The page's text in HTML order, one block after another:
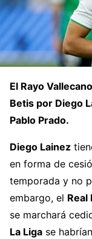
El Rayo
Betis por Diego
Pablo Prado.
Diego Lainez
en forma de
temporada y no
embargo, el Real
se marchará
La Liga se